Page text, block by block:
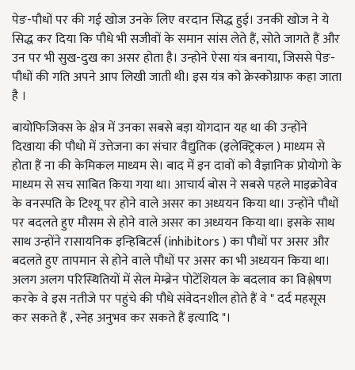
पेङ-पौधों पर की गई खोज उनके लिए वरदान सिद्ध हुई। उनकी खोज ने ये
सिद्ध कर दिया कि पौधे भी सजीवों के समान सांस लेते हैं, सोते जागते हैं और
उन पर भी सुख-दुख का असर होता है। उन्होने ऐसा यंत्र बनाया, जिससे पेङ-
पौधों की गति अपने आप लिखी जाती थी। इस यंत्र को क्रेस्कोग्राफ कहा जाता
है ।
बायोफिजिक्स के क्षेत्र में उनका सबसे बड़ा योगदान यह था की उन्होंने
दिखाया की पौधो में उत्तेजना का संचार वैद्युतिक (इलेक्ट्रिकल ) माध्यम से
होता हैं ना की केमिकल माध्यम से। बाद में इन दावों को वैज्ञानिक प्रोयोगो के
माध्यम से सच साबित किया गया था। आचार्य बोस ने सबसे पहले माइक्रोवेव
के वनस्पति के टिश्यू पर होने वाले असर का अध्ययन किया था। उन्होंने पौधों
पर बदलते हुए मौसम से होने वाले असर का अध्ययन किया था। इसके साथ
साथ उन्होंने रासायनिक इन्हिबिटर्स (inhibitors ) का पौधों पर असर और
बदलते हुए तापमान से होने वाले पौधों पर असर का भी अध्ययन किया था।
अलग अलग परिस्थितियों में सेल मेम्ब्रेन पोटेंशियल के बदलाव का विश्लेषण
करके वे इस नतीजे पर पहुंचे की पौधे संवेदनशील होते हैं वे " दर्द महसूस
कर सकते हैं , स्नेह अनुभव कर सकते हैं इत्यादि "।